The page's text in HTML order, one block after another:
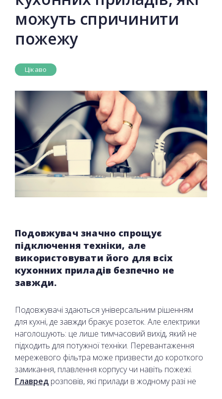
можуть спричинити
пожежу
Цікаво
Подовжувач значно спрощує
підключення техніки, але
використовувати його для всіх
кухонних приладів безпечно не
завжди.
Подовжувачі здаються універсальним рішенням
для кухні, де завжди бракує розеток. Але електрики
наголошують: це лише тимчасовий вихід, який не
підходить для потужної техніки. Перевантаження
мережевого фільтра може призвести до короткого
замикання, плавлення корпусу чи навіть пожежі.
Главред розповів, які прилади в жодному разі не